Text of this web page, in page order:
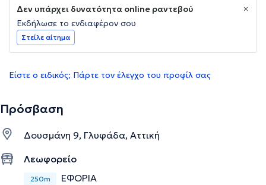
Δεν υπάρχει δυνατότητα online ραντεβού
Εκδήλωσε το ενδιαφέρον σου
Στείλε αίτημα
Είστε ο ειδικός; Πάρτε τον έλεγχο του προφίλ σας
Πρόσβαση
Δουσμάνη 9, Γλυφάδα, Αττική
Λεωφορείο
250m ΕΦΟΡΙΑ